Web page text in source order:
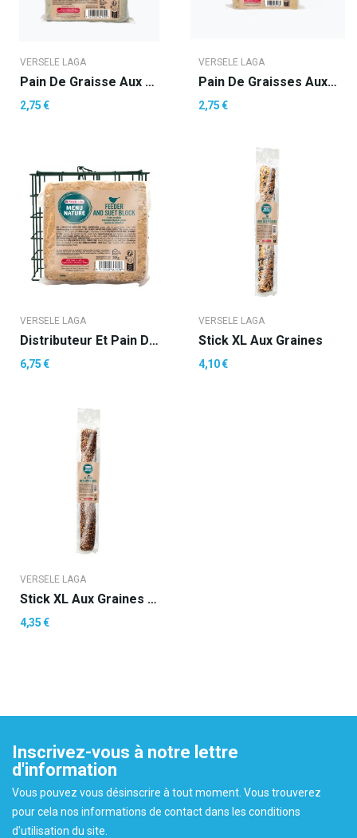
VERSELE LAGA
Pain De Graisse Aux Vers De Farine -300g
2,75 €
VERSELE LAGA
Pain De Graisses Aux Arachides -300g
2,75 €
VERSELE LAGA
Distributeur Et Pain De Graisse
6,75 €
VERSELE LAGA
Stick XL Aux Graines
4,10 €
VERSELE LAGA
Stick XL Aux Graines Fines
4,35 €
Inscrivez-vous à notre lettre
d'information
Vous pouvez vous désinscrire à tout moment. Vous trouverez
pour cela nos informations de contact dans les conditions
d'utilisation du site.